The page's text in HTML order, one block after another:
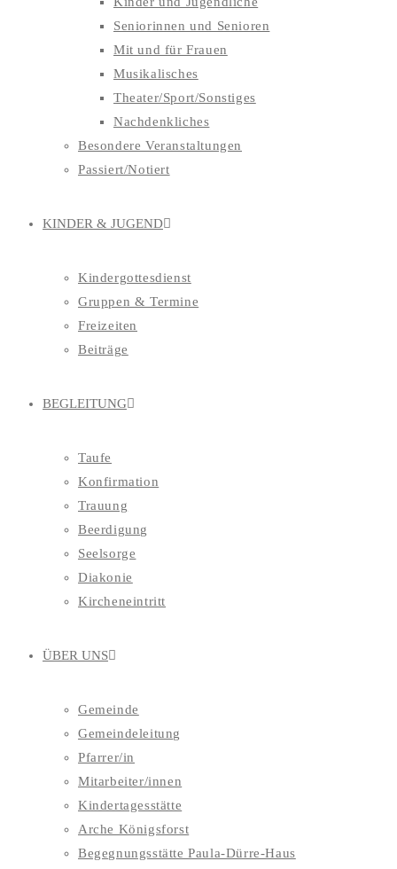
Seniorinnen und Senioren
Mit und für Frauen
Musikalisches
Theater/Sport/Sonstiges
Nachdenkliches
Besondere Veranstaltungen
Passiert/Notiert
KINDER & JUGEND
Kindergottesdienst
Gruppen & Termine
Freizeiten
Beiträge
BEGLEITUNG
Taufe
Konfirmation
Trauung
Beerdigung
Seelsorge
Diakonie
Kircheneintritt
ÜBER UNS
Gemeinde
Gemeindeleitung
Pfarrer/in
Mitarbeiter/innen
Kindertagesstätte
Arche Königsforst
Begegnungsstätte Paula-Dürre-Haus